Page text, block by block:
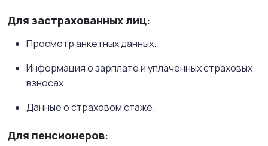
Для застрахованных лиц:
Просмотр анкетных данных.
Информация о зарплате и уплаченных страховых
взносах.
Данные о страховом стаже.
Для пенсионеров: